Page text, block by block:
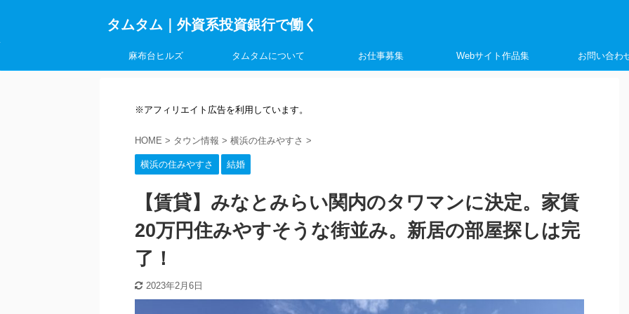
タムタム｜外資系投資銀行で働く
麻布台ヒルズ タムタムについて お仕事募集 Webサイト作品集 お問い合わ
※アフィリエイト広告を利用しています。
HOME > タウン情報 > 横浜の住みやすさ >
横浜の住みやすさ 結婚
【賃貸】みなとみらい関内のタワマンに決定。家賃
20万円住みやすそうな街並み。新居の部屋探しは完
了！
2023年2月6日